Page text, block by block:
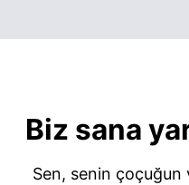
Biz sana
Sen, senin çoçuğun